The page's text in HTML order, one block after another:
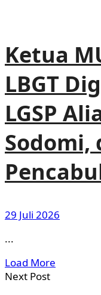
Ketua
LBGT
LGSP
Sodomi,
29 Juli 2026
...
Load More
Next Post